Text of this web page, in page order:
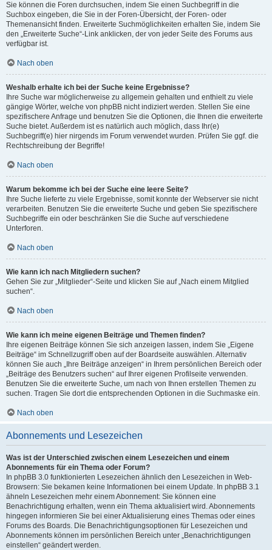
Sie können die Foren durchsuchen, indem Sie einen Suchbegriff in die
Suchbox eingeben, die Sie in der Foren-Übersicht, der Foren- oder
Themenansicht finden. Erweiterte Suchmöglichkeiten erhalten Sie, indem Sie
den „Erweiterte Suche“-Link anklicken, der von jeder Seite des Forums aus
verfügbar ist.
Nach oben
Weshalb erhalte ich bei der Suche keine Ergebnisse?
Ihre Suche war möglicherweise zu allgemein gehalten und enthielt zu viele
gängige Wörter, welche von phpBB nicht indiziert werden. Stellen Sie eine
spezifischere Anfrage und benutzen Sie die Optionen, die Ihnen die erweiterte
Suche bietet. Außerdem ist es natürlich auch möglich, dass Ihr(e)
Suchbegriff(e) hier nirgends im Forum verwendet wurden. Prüfen Sie ggf. die
Rechtschreibung der Begriffe!
Nach oben
Warum bekomme ich bei der Suche eine leere Seite?
Ihre Suche lieferte zu viele Ergebnisse, somit konnte der Webserver sie nicht
verarbeiten. Benutzen Sie die erweiterte Suche und geben Sie spezifischere
Suchbegriffe ein oder beschränken Sie die Suche auf verschiedene
Unterforen.
Nach oben
Wie kann ich nach Mitgliedern suchen?
Gehen Sie zur „Mitglieder“-Seite und klicken Sie auf „Nach einem Mitglied
suchen“.
Nach oben
Wie kann ich meine eigenen Beiträge und Themen finden?
Ihre eigenen Beiträge können Sie sich anzeigen lassen, indem Sie „Eigene
Beiträge“ im Schnellzugriff oben auf der Boardseite auswählen. Alternativ
können Sie auch „Ihre Beiträge anzeigen“ in Ihrem persönlichen Bereich oder
„Beiträge des Benutzers suchen“ auf Ihrer eigenen Profilseite verwenden.
Benutzen Sie die erweiterte Suche, um nach von Ihnen erstellen Themen zu
suchen. Tragen Sie dort die entsprechenden Optionen in die Suchmaske ein.
Nach oben
Abonnements und Lesezeichen
Was ist der Unterschied zwischen einem Lesezeichen und einem
Abonnements für ein Thema oder Forum?
In phpBB 3.0 funktionierten Lesezeichen ähnlich den Lesezeichen in Web-
Browsern: Sie bekamen keine Informationen bei einem Update. In phpBB 3.1
ähneln Lesezeichen mehr einem Abonnement: Sie können eine
Benachrichtigung erhalten, wenn ein Thema aktualisiert wird. Abonnements
hingegen informieren Sie bei einer Aktualisierung eines Themas oder eines
Forums des Boards. Die Benachrichtigungsoptionen für Lesezeichen und
Abonnements können im persönlichen Bereich unter „Benachrichtigungen
einstellen“ geändert werden.